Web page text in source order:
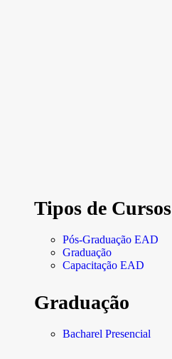
Tipos de Cursos
Pós-Graduação EAD
Graduação
Capacitação EAD
Graduação
Bacharel Presencial